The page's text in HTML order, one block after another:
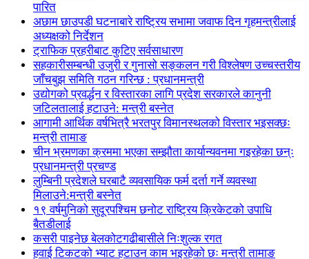
पारित
अछाम छाउपडी घटनाबारे राष्ट्रिय सभामा जवाफ दिन गृहमन्त्रीलाई
अध्यक्षको निर्देशन
ट्राफिक प्रहरीबाट कुटिए सर्वसाधारण
सहकारीसम्बन्धी उजुरी र गुनासो सङ्कलन गरी विश्लेषण उच्चस्तरीय
जाँचबुझ समिति गठन गरिन्छ : प्रधानमन्त्री
उद्योगको प्रवर्द्धन र विस्तारका लागि प्रदेश सरकारले कानुनी
जटिलतालाई हटाउने: मन्त्री बस्नेत
आगामी आर्थिक वर्षभित्रै भरतपुर विमानस्थलको विस्तार भइसक्छः
मन्त्री तामाङ
चीन भ्रमणका क्रममा भएका सम्झौता कार्यान्यवनमा गइरहेका छन्ः
प्रधानमन्त्री प्रचण्ड
लुम्बिनी प्रदेशले घरबाटै व्यवसायिक फर्म दर्ता गर्ने व्यवस्था
मिलाउने:मन्त्री बस्नेत
१९ वर्षमुनिको सुदूरपश्चिम छनोट राष्ट्रिय क्रिकेटको उपाधि
बैतडीलाई
कसरी पाइनेछ बेलकोटगढीबासीले निःशुल्क रगत
हवाई टिकटको भ्याट हटाउन काम भइरहेको छः मन्त्री तामाङ